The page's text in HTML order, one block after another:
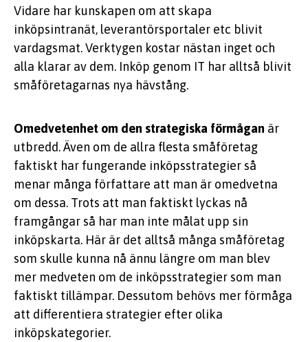
Vidare har kunskapen om att skapa
inköpsintranät, leverantörsportaler etc blivit
vardagsmat. Verktygen kostar nästan inget och
alla klarar av dem. Inköp genom IT har alltså blivit
småföretagarnas nya hävstång.
Omedvetenhet om den strategiska förmågan är
utbredd. Även om de allra flesta småföretag
faktiskt har fungerande inköpsstrategier så
menar många författare att man är omedvetna
om dessa. Trots att man faktiskt lyckas nå
framgångar så har man inte målat upp sin
inköpskarta. Här är det alltså många småföretag
som skulle kunna nå ännu längre om man blev
mer medveten om de inköpsstrategier som man
faktiskt tillämpar. Dessutom behövs mer förmåga
att differentiera strategier efter olika
inköpskategorier.